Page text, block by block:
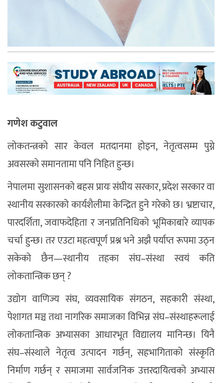
गणेश कटुवाल
लोकतन्त्रको सार केवल मतदानमा होइन, नेतृत्वसम्म पुग्ने
अवसरको समानतामा पनि निहित हुन्छ।
नेपालमा सुशासनको बहस प्रायः संघीय सरकार, प्रदेश सरकार वा
स्थानीय सरकारको कार्यशैलीमा केन्द्रित हुने गरेको छ। भ्रष्टाचार,
पारदर्शिता, जवाफदेहिता र जनप्रतिनिधिको भूमिकाबारे व्यापक
चर्चा हुन्छ। तर एउटा महत्वपूर्ण प्रश्न भने अझै पर्याप्त रूपमा उठ्न
सकेको छैन—स्थानीय तहका संघ–संस्था स्वयं कति
लोकतान्त्रिक छन् ?
उद्योग वाणिज्य संघ, व्यवसायिक संगठन, सहकारी संस्था,
पेशागत मञ्च तथा नागरिक समाजका विभिन्न संघ–संस्थाहरूलाई
लोकतान्त्रिक अभ्यासका आधारभूत विद्यालय मानिन्छ। यिनै
संघ–संस्थाले नेतृत्व उत्पादन गर्छन्, सहभागिताको संस्कृति
निर्माण गर्छन् र समाजमा सार्वजनिक उत्तरदायित्वको अभ्यास